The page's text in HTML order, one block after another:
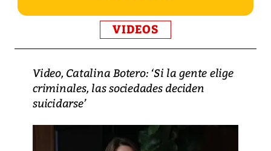
VIDEOS
Video, Catalina Botero: ‘Si la gente elige
criminales, las sociedades deciden
suicidarse’